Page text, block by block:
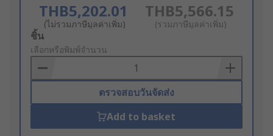
THB5,202.01
(ไม่รวมภาษีมูลค่าเพิ่ม)
THB5,566.15
(รวมภาษีมูลค่าเพิ่ม)
Add
to
Basket
ชิ้น
เลือกหรือพิมพ์จำนวน
ตรวจสอบวันจัดส่ง
Add to basket